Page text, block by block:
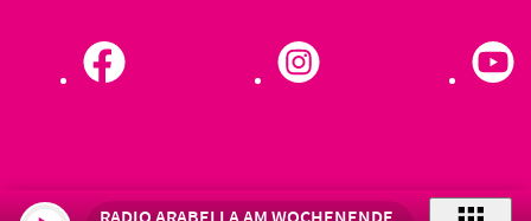
RADIO ARABELLA AM WOCHENENDE